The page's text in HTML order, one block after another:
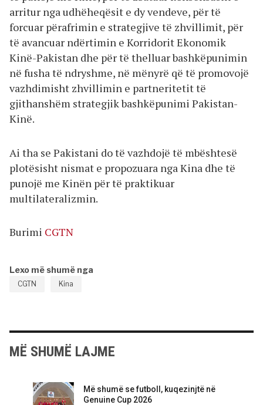
arritur nga udhëheqësit e dy vendeve, për të
forcuar përafrimin e strategjive të zhvillimit, për
të avancuar ndërtimin e Korridorit Ekonomik
Kinë-Pakistan dhe për të thelluar bashkëpunimin
në fusha të ndryshme, në mënyrë që të promovojë
vazhdimisht zhvillimin e partneritetit të
gjithanshëm strategjik bashkëpunimi Pakistan-
Kinë.
Ai tha se Pakistani do të vazhdojë të mbështesë
plotësisht nismat e propozuara nga Kina dhe të
punojë me Kinën për të praktikuar
multilateralizmin.
Burimi CGTN
Lexo më shumë nga
CGTN Kina
MË SHUMË LAJME
Më shumë se futboll, kuqezinjtë në
Genuine Cup 2026